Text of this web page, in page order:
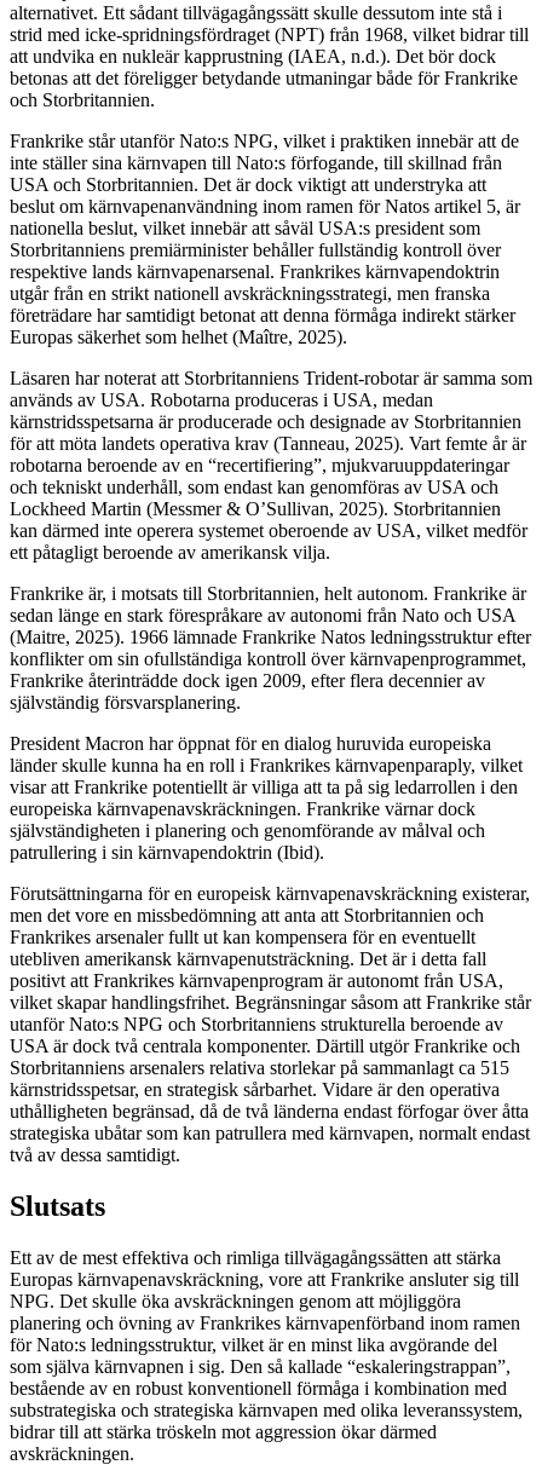
alternativet. Ett sådant tillvägagångssätt skulle dessutom inte stå i
strid med icke-spridningsfördraget (NPT) från 1968, vilket bidrar till
att undvika en nukleär kapprustning (IAEA, n.d.). Det bör dock
betonas att det föreligger betydande utmaningar både för Frankrike
och Storbritannien.
Frankrike står utanför Nato:s NPG, vilket i praktiken innebär att de
inte ställer sina kärnvapen till Nato:s förfogande, till skillnad från
USA och Storbritannien. Det är dock viktigt att understryka att
beslut om kärnvapenanvändning inom ramen för Natos artikel 5, är
nationella beslut, vilket innebär att såväl USA:s president som
Storbritanniens premiärminister behåller fullständig kontroll över
respektive lands kärnvapenarsenal. Frankrikes kärnvapendoktrin
utgår från en strikt nationell avskräckningsstrategi, men franska
företrädare har samtidigt betonat att denna förmåga indirekt stärker
Europas säkerhet som helhet (Maître, 2025).
Läsaren har noterat att Storbritanniens Trident-robotar är samma som
används av USA. Robotarna produceras i USA, medan
kärnstridsspetsarna är producerade och designade av Storbritannien
för att möta landets operativa krav (Tanneau, 2025). Vart femte år är
robotarna beroende av en “recertifiering”, mjukvaruuppdateringar
och tekniskt underhåll, som endast kan genomföras av USA och
Lockheed Martin (Messmer & O’Sullivan, 2025). Storbritannien
kan därmed inte operera systemet oberoende av USA, vilket medför
ett påtagligt beroende av amerikansk vilja.
Frankrike är, i motsats till Storbritannien, helt autonom. Frankrike är
sedan länge en stark förespråkare av autonomi från Nato och USA
(Maitre, 2025). 1966 lämnade Frankrike Natos ledningsstruktur efter
konflikter om sin ofullständiga kontroll över kärnvapenprogrammet,
Frankrike återinträdde dock igen 2009, efter flera decennier av
självständig försvarsplanering.
President Macron har öppnat för en dialog huruvida europeiska
länder skulle kunna ha en roll i Frankrikes kärnvapenparaply, vilket
visar att Frankrike potentiellt är villiga att ta på sig ledarrollen i den
europeiska kärnvapenavskräckningen. Frankrike värnar dock
självständigheten i planering och genomförande av målval och
patrullering i sin kärnvapendoktrin (Ibid). ​
Förutsättningarna för en europeisk kärnvapenavskräckning existerar,
men det vore en missbedömning att anta att Storbritannien och
Frankrikes arsenaler fullt ut kan kompensera för en eventuellt
utebliven amerikansk kärnvapenutsträckning. Det är i detta fall
positivt att Frankrikes kärnvapenprogram är autonomt från USA,
vilket skapar handlingsfrihet. Begränsningar såsom att Frankrike står
utanför Nato:s NPG och Storbritanniens strukturella beroende av
USA är dock två centrala komponenter. Därtill utgör Frankrike och
Storbritanniens arsenalers relativa storlekar på sammanlagt ca 515
kärnstridsspetsar, en strategisk sårbarhet. Vidare är den operativa
uthålligheten begränsad, då de två länderna endast förfogar över åtta
strategiska ubåtar som kan patrullera med kärnvapen, normalt endast
två av dessa samtidigt.
Slutsats
Ett av de mest effektiva och rimliga tillvägagångssätten att stärka
Europas kärnvapenavskräckning, vore att Frankrike ansluter sig till
NPG. Det skulle öka avskräckningen genom att möjliggöra
planering och övning av Frankrikes kärnvapenförband inom ramen
för Nato:s ledningsstruktur, vilket är en minst lika avgörande del
som själva kärnvapnen i sig. Den så kallade “eskaleringstrappan”,
bestående av en robust konventionell förmåga i kombination med
substrategiska och strategiska kärnvapen med olika leveranssystem,
bidrar till att stärka tröskeln mot aggression ökar därmed
avskräckningen.